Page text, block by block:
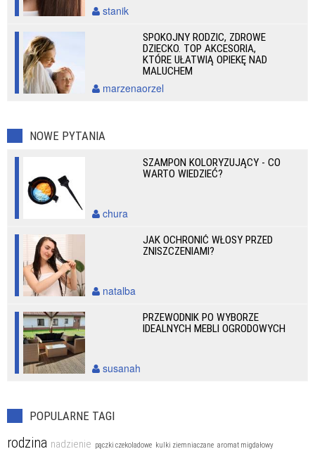
stanik
SPOKOJNY RODZIC, ZDROWE
DZIECKO. TOP AKCESORIA,
KTÓRE UŁATWIĄ OPIEKĘ NAD
MALUCHEM
marzenaorzel
NOWE PYTANIA
SZAMPON KOLORYZUJĄCY - CO
WARTO WIEDZIEĆ?
chura
JAK OCHRONIĆ WŁOSY PRZED
ZNISZCZENIAMI?
natalba
PRZEWODNIK PO WYBORZE
IDEALNYCH MEBLI OGRODOWYCH
susanah
POPULARNE TAGI
rodzina nadzienie pączki czekoladowe kulki ziemniaczane aromat migdałowy